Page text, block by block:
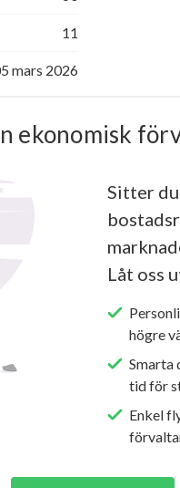
11
mars 2026
ekonomisk
Sitter
Låt oss
högre
Smarta
tid för
Enkel